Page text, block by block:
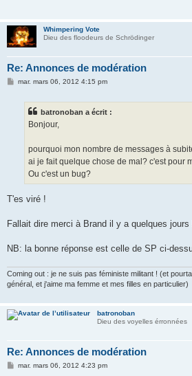
Whimpering Vote
Dieu des floodeurs de Schrödinger
Re: Annonces de modération
Mmar. mars 06, 2012 4:15 pm
batronoban a écrit :
Bonjour,
pourquoi mon nombre de messages à
ai je fait quelque chose de mal? c'est pour
Ou c'est un bug?
T'es viré !
Fallait dire merci à Brand il y a quelques jours
NB: la bonne réponse est celle de SP ci-
Coming out : je ne suis pas féministe militant ! (et
général, et j'aime ma femme et mes filles en particulier)
batronoban
Dieu des voyelles érronnées
Re: Annonces de modération
Mmar. mars 06, 2012 4:23 pm